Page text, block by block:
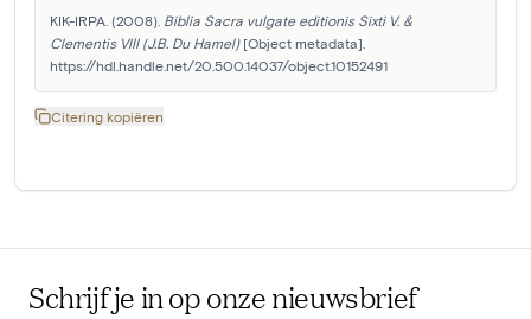
KIK-IRPA. (2008). Biblia Sacra vulgate editionis Sixti V. &
Clementis VIII (J.B. Du Hamel) [Object metadata].
https://hdl.handle.net/20.500.14037/object.10152491
Citering kopiëren
Schrijf je in op onze nieuwsbrief